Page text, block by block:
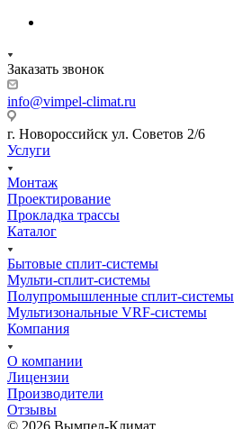
Заказать звонок
info@vimpel-climat.ru
г. Новороссийск ул. Советов 2/6
Услуги
Монтаж
Проектирование
Прокладка трассы
Каталог
Бытовые сплит-системы
Мульти-сплит-системы
Полупромышленные сплит-системы
Мультизональные VRF-системы
Компания
О компании
Лицензии
Производители
Отзывы
© 2026 Вымпел-Климат